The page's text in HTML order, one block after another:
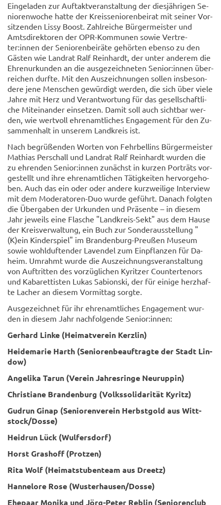
Ein­ge­la­den zur Auf­takt­ver­an­stal­tung der dies­jäh­ri­gen Se­
nio­ren­wo­che hatte der Kreis­se­nio­ren­bei­rat mit sei­ner Vor­
sit­zen­den Lissy Boost. Zahl­rei­che Bür­ger­meis­ter und
Amts­di­rek­to­ren der OPR-​Kommunen sowie Ver­tre­
ter:innen der Se­nio­ren­bei­rä­te ge­hör­ten eben­so zu den
Gäs­ten wie Land­rat Ralf Rein­hardt, der unter an­de­rem die
Eh­ren­ur­kun­den an die aus­ge­zeich­ne­ten Se­ni­or:innen über­
rei­chen durf­te. Mit den Aus­zeich­nun­gen sol­len ins­be­son­
de­re jene Men­schen ge­wür­digt wer­den, die sich über viele
Jahre mit Herz und Ver­ant­wor­tung für das ge­sell­schaft­li­
che Mit­ein­an­der ein­set­zen. Damit soll auch sicht­bar wer­
den, wie wert­voll eh­ren­amt­li­ches En­ga­ge­ment für den Zu­
sam­men­halt in un­se­rem Land­kreis ist.
Nach be­grü­ßen­den Wor­ten von Fehr­bel­lins Bür­ger­meis­ter
Ma­thi­as Per­schall und Land­rat Ralf Rein­hardt wur­den die
zu eh­ren­den Se­ni­or:innen zu­nächst in kur­zen Por­träts vor­
ge­stellt und ihre eh­ren­amt­li­chen Tä­tig­kei­ten her­vor­ge­ho­
ben. Auch das ein oder oder an­de­re kurz­wei­li­ge In­ter­view
mit dem Moderatoren-​Duo wurde ge­führt. Da­nach folg­ten
die Über­ga­ben der Ur­kun­den und Prä­sen­te – in die­sem
Jahr je­weils eine Fla­sche "Landkreis-​Sekt" aus dem Hause
der Kreis­ver­wal­tung, ein Buch zur Son­der­aus­stel­lung "
(K)ein Kin­der­spiel" im Brandenburg-​Preußen Mu­se­um
sowie wohl­duf­ten­der La­ven­del zum Ein­pflan­zen für Da­
heim. Um­rahmt wurde die Aus­zeich­nungs­ver­an­stal­tung
von Auf­trit­ten des vor­züg­li­chen Ky­rit­zer Coun­ter­te­nors
und Ka­ba­ret­tis­ten Lukas Sa­bi­on­ski, der für ei­ni­ge herz­haf­
te La­cher an die­sem Vor­mit­tag sorg­te.
Aus­ge­zeich­net für ihr eh­ren­amt­li­ches En­ga­ge­ment wur­
den in die­sem Jahr nach­fol­gen­de Se­ni­or:innen:
Ger­hard Linke (Hei­mat­ver­ein Kerzlin)
Hei­de­ma­rie Harth (Se­nio­ren­be­auf­trag­te der Stadt Lin­
dow)
An­ge­li­ka Tarun (Ver­ein Jah­res­rin­ge Neu­rup­pin)
Chris­tia­ne Bran­den­burg (Volks­so­li­da­ri­tät Ky­ritz)
Gud­run Ginap (Se­nio­ren­ver­ein Herbst­gold aus Witt­
stock/Dosse)
Hei­drun Lück (Wul­fers­dorf)
Horst Gras­hoff (Prot­zen)
Rita Wolf (Hei­mat­stu­ben­team aus Dreetz)
Han­ne­lo­re Rose (Wus­ter­hau­sen/Dosse)
Ehe­paar Mo­ni­ka und Jörg-​Peter Reb­lin (Se­nio­ren­club